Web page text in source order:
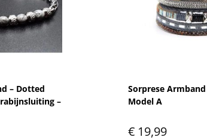
– Dotted
–
Sorprese
Model A
€19,99